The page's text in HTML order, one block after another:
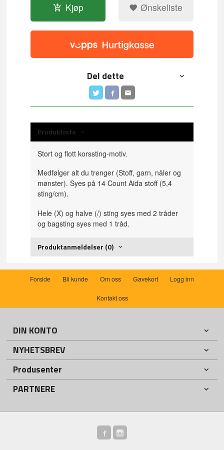
Kjøp Ønskeliste
Del dette
Produktinfo
Stort og flott korssting-motiv.
Medfølger alt du trenger (Stoff, garn, nåler og
mønster). Syes på 14 Count Aida stoff (5,4
sting/cm).
Hele (X) og halve (/) sting syes med 2 tråder
og bagsting syes med 1 tråd.
Produktanmeldelser (0)
Forside Bli kunde Om oss Gavekort Logg inn
Kontakt oss
DIN KONTO
NYHETSBREV
Produsenter
PARTNERE